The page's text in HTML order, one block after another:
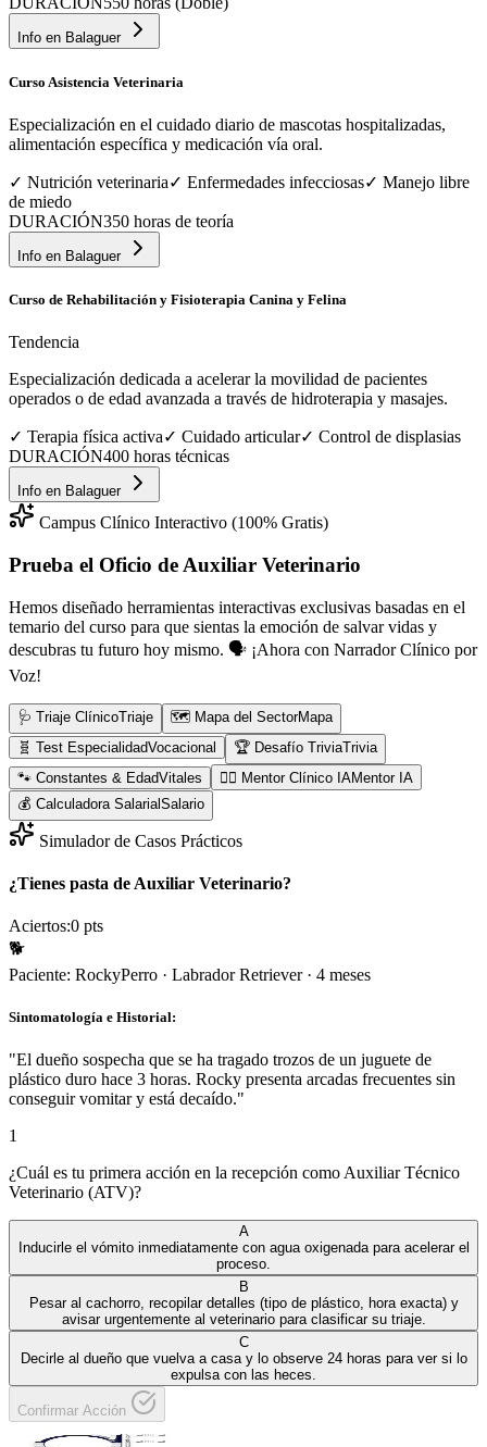
Info en Balaguer
Curso Asistencia Veterinaria
Especialización en el cuidado diario de mascotas hospitalizadas,
alimentación específica y medicación vía oral.
✓ Nutrición veterinaria✓ Enfermedades infecciosas✓ Manejo libre
de miedo
DURACIÓN350 horas de teoría
Info en Balaguer
Curso de Rehabilitación y Fisioterapia Canina y Felina
Tendencia
Especialización dedicada a acelerar la movilidad de pacientes
operados o de edad avanzada a través de hidroterapia y masajes.
✓ Terapia física activa✓ Cuidado articular✓ Control de displasias
DURACIÓN400 horas técnicas
Info en Balaguer
Campus Clínico Interactivo (100% Gratis)
Prueba el Oficio de Auxiliar Veterinario
Hemos diseñado herramientas interactivas exclusivas basadas en el
temario del curso para que sientas la emoción de salvar vidas y
descubras tu futuro hoy mismo. 🗣️ ¡Ahora con Narrador Clínico por
Voz!
🩺 Triaje ClínicoTriaje 🗺️ Mapa del SectorMapa
🧬 Test EspecialidadVocacional 🏆 Desafío TriviaTrivia
🐾 Constantes & EdadVitales 👨‍⚕️ Mentor Clínico IAMentor IA
💰 Calculadora SalarialSalario
Simulador de Casos Prácticos
¿Tienes pasta de Auxiliar Veterinario?
Aciertos:0 pts
🐕
Paciente: RockyPerro · Labrador Retriever· 4 meses
Sintomatología e Historial:
"El dueño sospecha que se ha tragado trozos de un juguete de
plástico duro hace 3 horas. Rocky presenta arcadas frecuentes sin
conseguir vomitar y está decaído."
1
¿Cuál es tu primera acción en la recepción como Auxiliar Técnico
Veterinario (ATV)?
A
Inducirle el vómito inmediatamente con agua oxigenada para acelerar el
proceso.
B
Pesar al cachorro, recopilar detalles (tipo de plástico, hora exacta) y
avisar urgentemente al veterinario para clasificar su triaje.
C
Decirle al dueño que vuelva a casa y lo observe 24 horas para ver si lo
expulsa con las heces.
Confirmar Acción